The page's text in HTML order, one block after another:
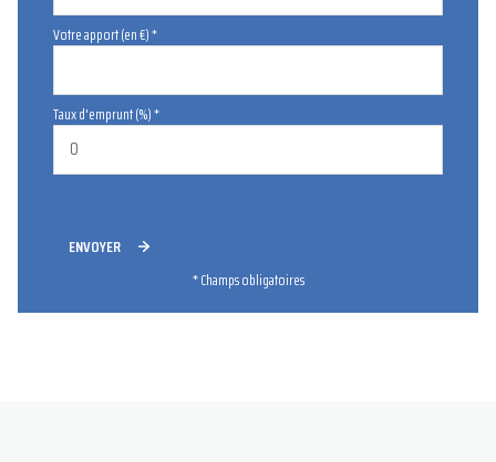
Votre apport (en €) *
Taux d'emprunt (%) *
ENVOYER
* Champs obligatoires